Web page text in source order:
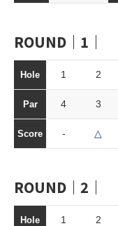
ROUND｜1｜
Hole 1 2
Par 4 3
Score - △
ROUND｜2｜
Hole 1 2